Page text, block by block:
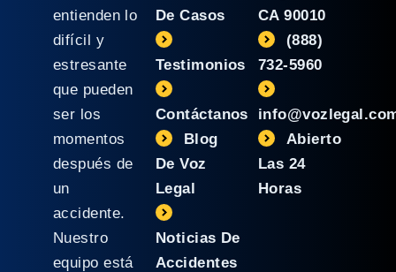
entienden lo
difícil y
estresante
que pueden
ser los
momentos
después de
un
accidente.
Nuestro
equipo está
De Casos
Testimonios
Contáctanos
Blog
De Voz
Legal
Noticias De
Accidentes
CA 90010
(888)
732-5960
Abierto
Las 24
Horas